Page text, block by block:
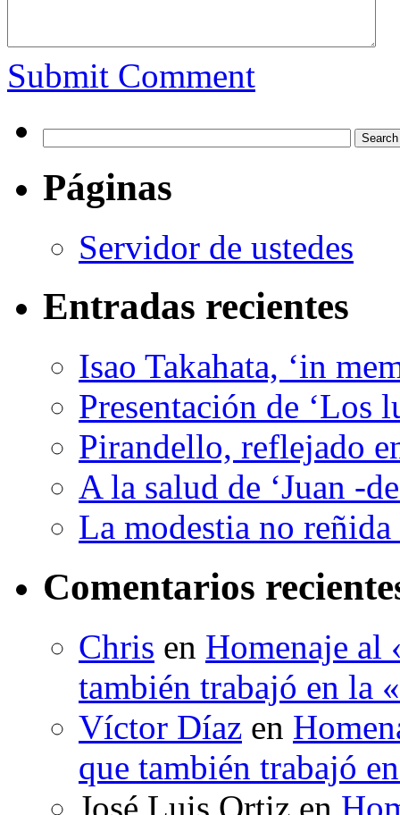
Submit Comment
Páginas
Servidor de ustedes
Entradas recientes
Isao Takahata, ‘in
Presentación de ‘Los
Pirandello, reflejado
A la salud de ‘Juan -
La modestia no
Comentarios
Chris en Homenaje al
también trabajó en la
Víctor Díaz en
que también trabajó